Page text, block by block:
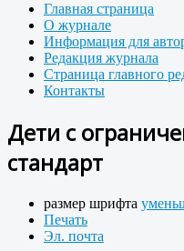
Главная страница
О журнале
Информация для
Редакция журнала
Страница главного
Контакты
Дети с
стандарт
размер шрифта
Печать
Эл. почта